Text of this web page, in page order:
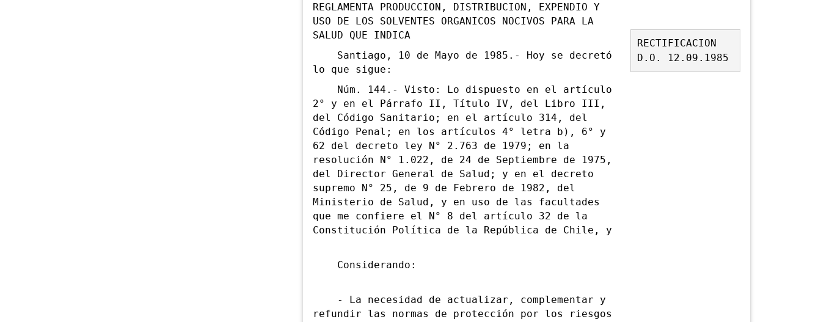
REGLAMENTA PRODUCCION, DISTRIBUCION, EXPENDIO Y
USO DE LOS SOLVENTES ORGANICOS NOCIVOS PARA LA
SALUD QUE
RECTIFICACION
D.O. 12.09.1985
INDICA
Santiago, 10 de Mayo de 1985.- Hoy se decretó
lo que sigue:
Núm. 144.- Visto: Lo dispuesto en el artículo
2° y en el Párrafo II, Título IV, del Libro III,
del Código Sanitario; en el artículo 314, del
Código Penal; en los artículos 4° letra b), 6° y
62 del decreto ley N° 2.763 de 1979; en la
resolución N° 1.022, de 24 de Septiembre de 1975,
del Director General de Salud; y en el decreto
supremo N° 25, de 9 de Febrero de 1982, del
Ministerio de Salud, y en uso de las facultades
que me confiere el N° 8 del artículo 32 de la
Constitución Política de la República de Chile, y
Considerando:
- La necesidad de actualizar, complementar y
refundir las normas de protección por los riesgos